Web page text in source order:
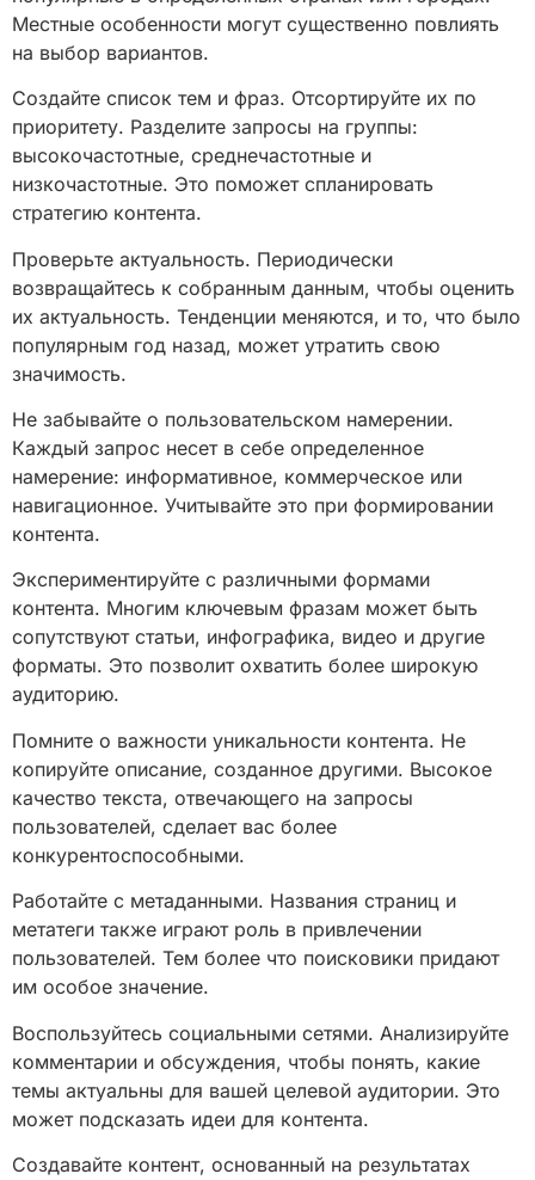
Местные особенности могут существенно повлиять
на выбор вариантов.
Создайте список тем и фраз. Отсортируйте их по
приоритету. Разделите запросы на группы:
высокочастотные, среднечастотные и
низкочастотные. Это поможет спланировать
стратегию контента.
Проверьте актуальность. Периодически
возвращайтесь к собранным данным, чтобы оценить
их актуальность. Тенденции меняются, и то, что было
популярным год назад, может утратить свою
значимость.
Не забывайте о пользовательском намерении.
Каждый запрос несет в себе определенное
намерение: информативное, коммерческое или
навигационное. Учитывайте это при формировании
контента.
Экспериментируйте с различными формами
контента. Многим ключевым фразам может быть
сопутствуют статьи, инфографика, видео и другие
форматы. Это позволит охватить более широкую
аудиторию.
Помните о важности уникальности контента. Не
копируйте описание, созданное другими. Высокое
качество текста, отвечающего на запросы
пользователей, сделает вас более
конкурентоспособными.
Работайте с метаданными. Названия страниц и
метатеги также играют роль в привлечении
пользователей. Тем более что поисковики придают
им особое значение.
Воспользуйтесь социальными сетями. Анализируйте
комментарии и обсуждения, чтобы понять, какие
темы актуальны для вашей целевой аудитории. Это
может подсказать идеи для контента.
Создавайте контент, основанный на результатах